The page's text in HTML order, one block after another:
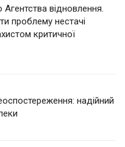
відновлення.
проблему нестачі
критичної
надійний